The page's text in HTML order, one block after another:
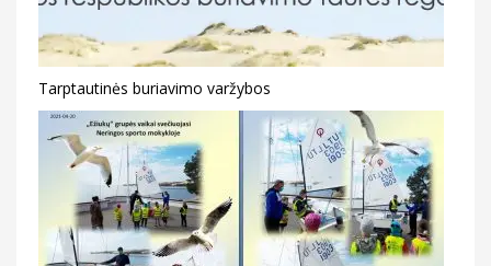
Tarptautinės buriavimo varžybos